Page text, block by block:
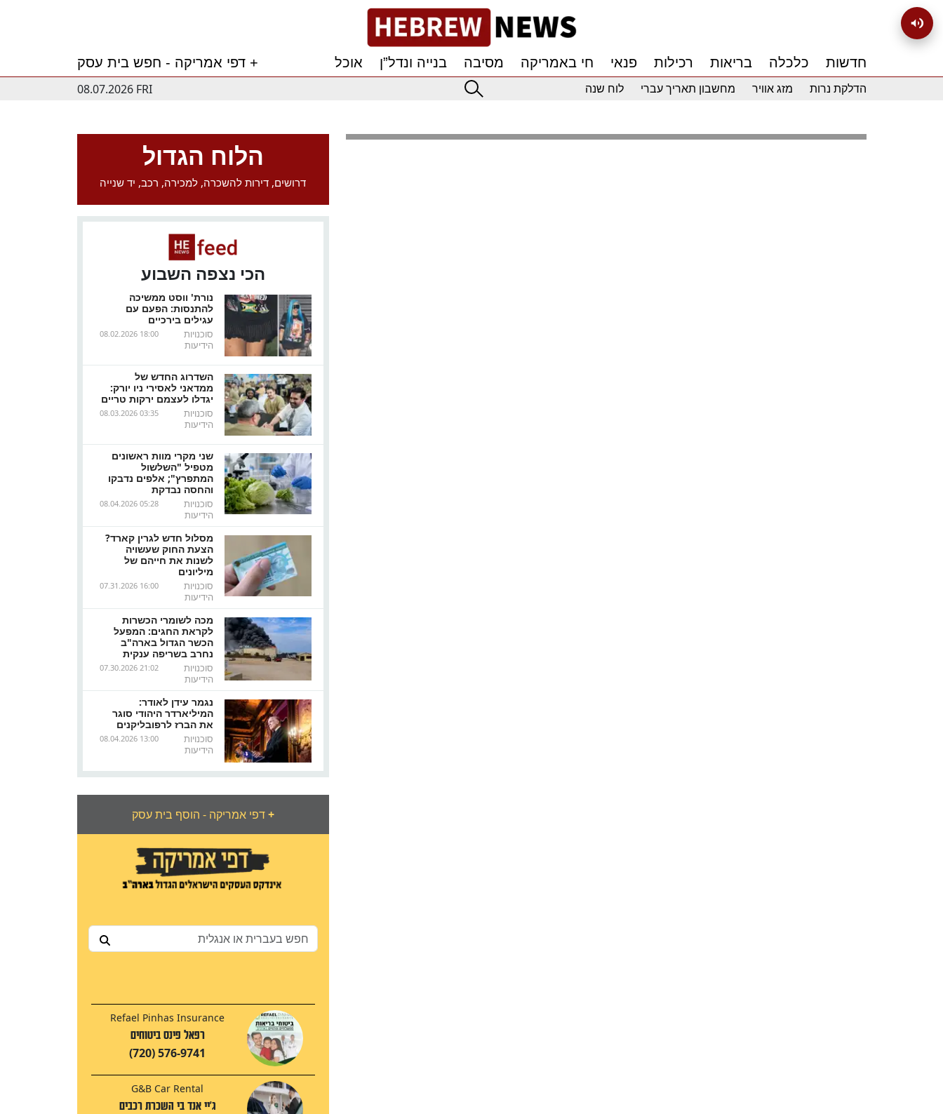
דפי אמריקה - חפש בית עסק + חדשות כלכלה בריאות רכילות פנאי חי באמריקה מסיבה בנייה ונדל”ן
אוכל
08.07.2026 FRI
הדלקת נרות מזג אוויר מחשבון תאריך עברי לוח שנה
הלוח הגדול
דרושים, דירות להשכרה, למכירה, רכב, יד שנייה
הכי נצפה השבוע
נורת' ווסט ממשיכה
להתנסות: הפעם עם
עגילים בירכיים
08.02.2026 18:00
סוכנויות
הידיעות
השדרוג החדש של
ממדאני לאסירי ניו יורק:
יגדלו לעצמם ירקות טריים
08.03.2026 03:35
סוכנויות
הידיעות
שני מקרי מוות ראשונים
מטפיל "השלשול
המתפרץ"; אלפים נדבקו
והחסה נבדקת
08.04.2026 05:28
סוכנויות
הידיעות
מסלול חדש לגרין קארד?
הצעת החוק שעשויה
לשנות את חייהם של
מיליונים
07.31.2026 16:00
סוכנויות
הידיעות
מכה לשומרי הכשרות
לקראת החגים: המפעל
הכשר הגדול בארה"ב
נחרב בשריפה ענקית
07.30.2026 21:02
סוכנויות
הידיעות
נגמר עידן לאודר:
המיליארדר היהודי סוגר
את הברז לרפובליקנים
08.04.2026 13:00
סוכנויות
הידיעות
דפי אמריקה - הוסף בית עסק+
Refael Pinhas Insurance
רפאל פינס ביטוחים
(720) 576-9741
G&B Car Rental
ג'יי אנד בי השכרת רכבים